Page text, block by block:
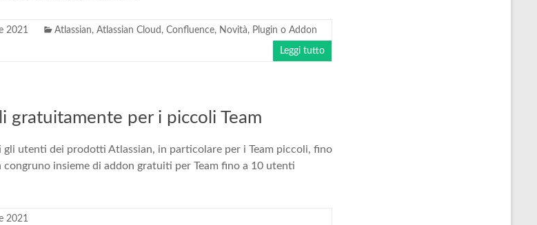
2021 Atlassian, Atlassian Cloud , Confluence, Novità, Plugin o Addon
Leggi tutto
gratuitamente per i piccoli Team
utenti dei prodotti Atlassian, in particolare per i Team piccoli, fino
insieme di addon gratuiti per Team fino a 10 utenti
2021